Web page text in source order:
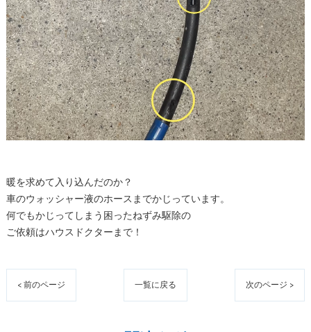
暖を求めて入り込んだのか？
車のウォッシャー液のホースまでかじっています。
何でもかじってしまう困ったねずみ駆除の
ご依頼はハウスドクターまで！
< 前のページ 一覧に戻る 次のページ >